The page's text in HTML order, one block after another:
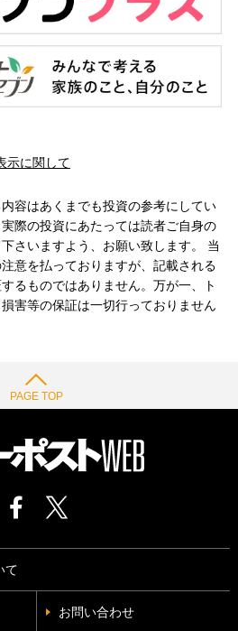
示に関して
容はあくまでも投資の参考にしてい
際の投資にあたっては読者ご自身の
さいますよう、お願い致します。 当
意を払っておりますが、記載される
るものではありません。万が一、ト
害等の保証は一切行っておりません
PAGE TOP
て
お問い合わせ